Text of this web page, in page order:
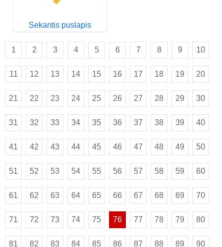
Sekantis puslapis
1 2 3 4 5 6 7 8 9 10
11 12 13 14 15 16 17 18 19 20
21 22 23 24 25 26 27 28 29 30
31 32 33 34 35 36 37 38 39 40
41 42 43 44 45 46 47 48 49 50
51 52 53 54 55 56 57 58 59 60
61 62 63 64 65 66 67 68 69 70
71 72 73 74 75 76 77 78 79 80
81 82 83 84 85 86 87 88 89 90